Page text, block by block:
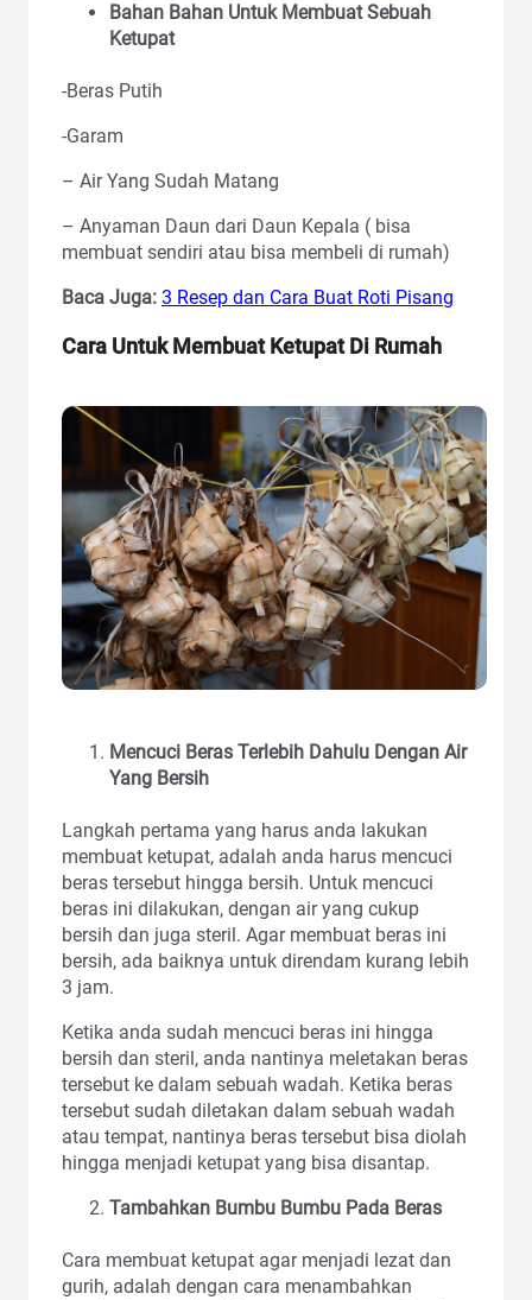
Bahan Bahan Untuk Membuat Sebuah
Ketupat
-Beras Putih
-Garam
– Air Yang Sudah Matang
– Anyaman Daun dari Daun Kepala ( bisa
membuat sendiri atau bisa membeli di rumah)
Baca Juga: 3 Resep dan Cara Buat Roti Pisang
Cara Untuk Membuat Ketupat Di Rumah
Mencuci Beras Terlebih Dahulu Dengan Air
Yang Bersih
Langkah pertama yang harus anda lakukan
membuat ketupat, adalah anda harus mencuci
beras tersebut hingga bersih. Untuk mencuci
beras ini dilakukan, dengan air yang cukup
bersih dan juga steril. Agar membuat beras ini
bersih, ada baiknya untuk direndam kurang lebih
3 jam.
Ketika anda sudah mencuci beras ini hingga
bersih dan steril, anda nantinya meletakan beras
tersebut ke dalam sebuah wadah. Ketika beras
tersebut sudah diletakan dalam sebuah wadah
atau tempat, nantinya beras tersebut bisa diolah
hingga menjadi ketupat yang bisa disantap.
Tambahkan Bumbu Bumbu Pada Beras
Cara membuat ketupat agar menjadi lezat dan
gurih, adalah dengan cara menambahkan